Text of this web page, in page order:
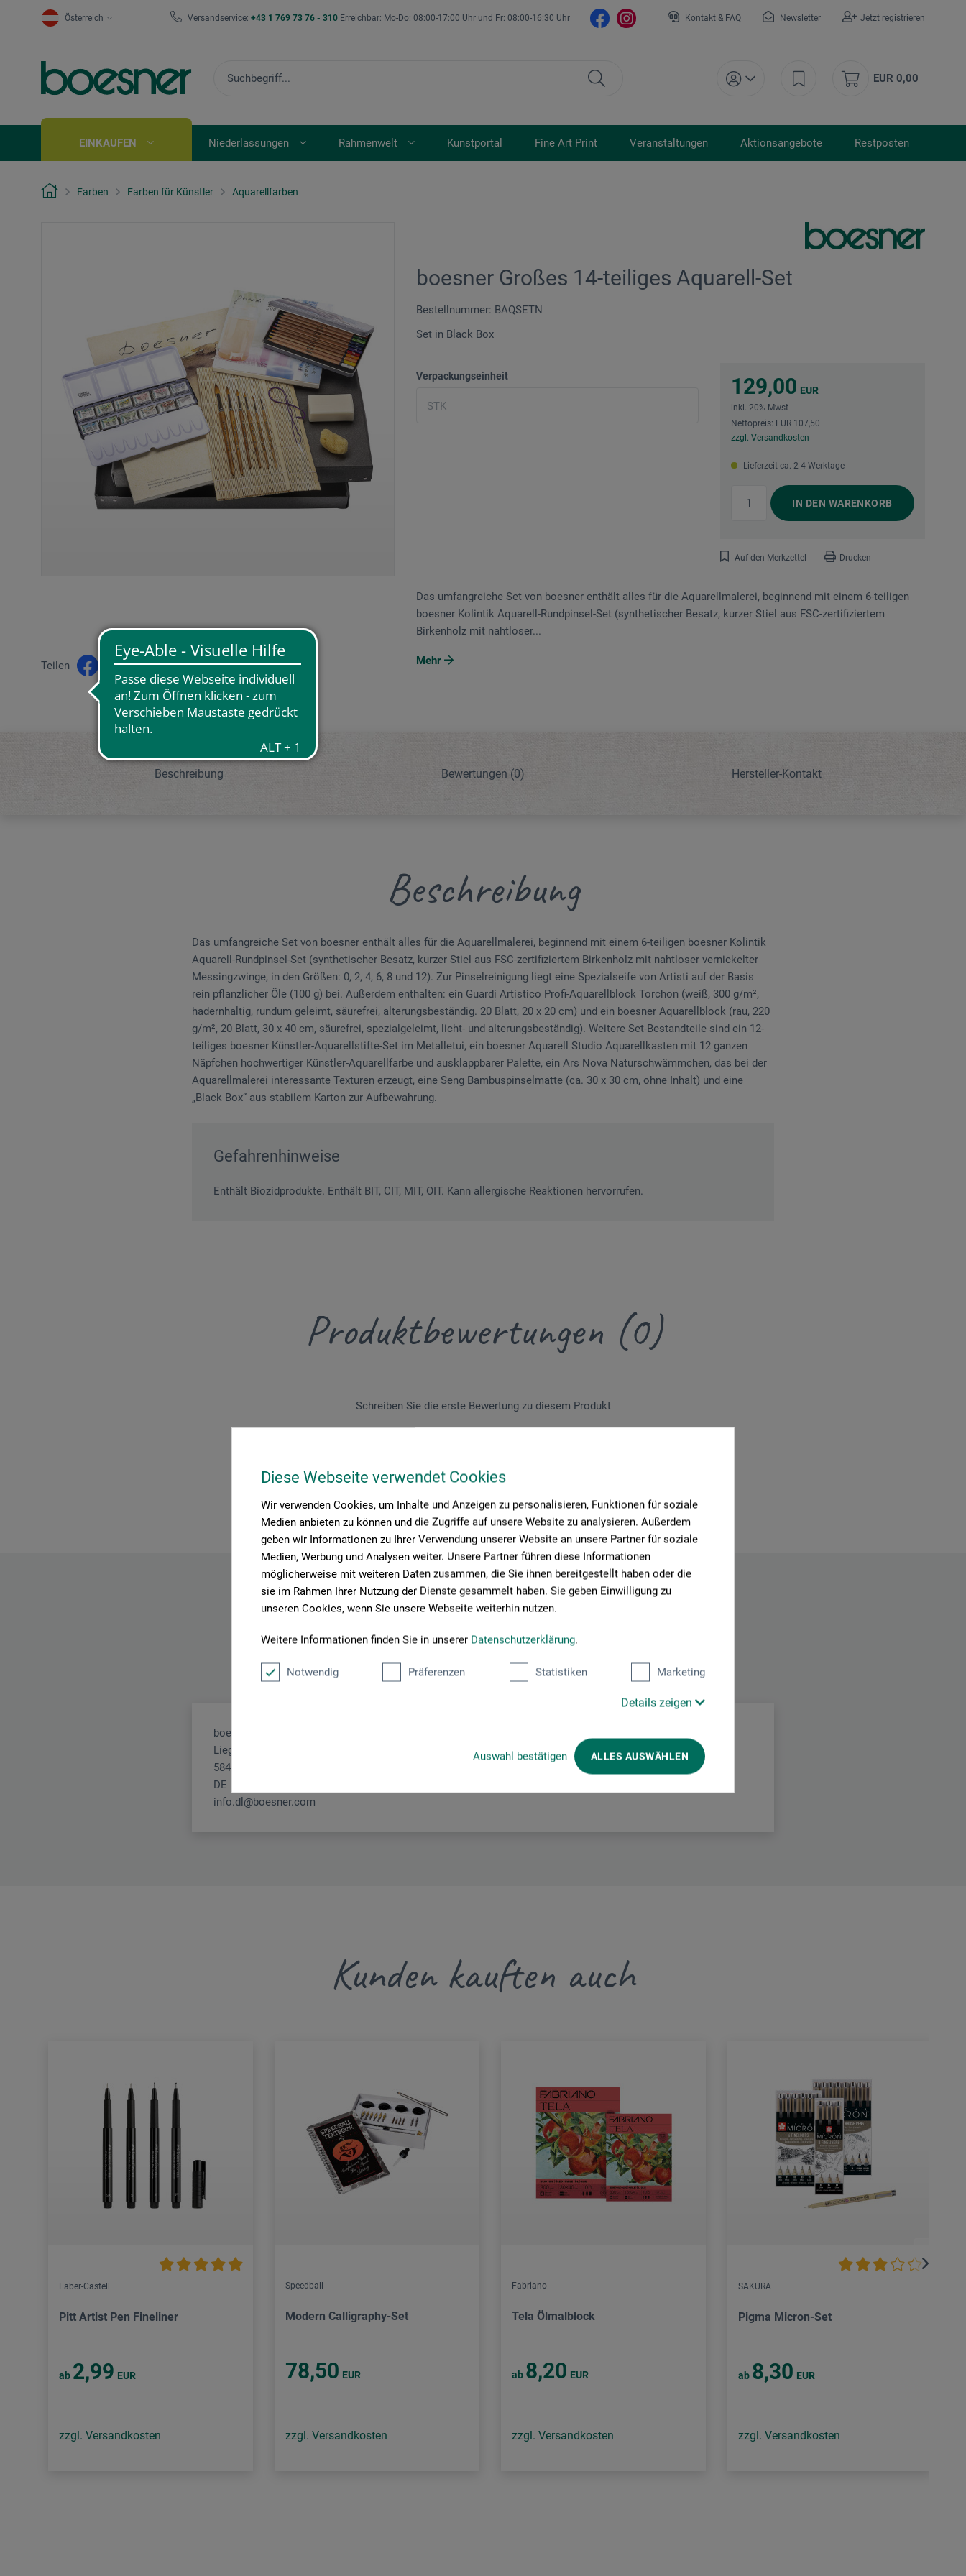
Diese Webseite verwendet Cookies
Wir verwenden Cookies, um Inhalte und Anzeigen zu personalisieren, Funktionen für soziale
Medien anbieten zu können und die Zugriffe auf unsere Website zu analysieren. Außerdem
geben wir Informationen zu Ihrer Verwendung unserer Website an unsere Partner für soziale
Medien, Werbung und Analysen weiter. Unsere Partner führen diese Informationen
möglicherweise mit weiteren Daten zusammen, die Sie ihnen bereitgestellt haben oder die
sie im Rahmen Ihrer Nutzung der Dienste gesammelt haben. Sie geben Einwilligung zu
unseren Cookies, wenn Sie unsere Webseite weiterhin nutzen.
Weitere Informationen finden Sie in unserer Datenschutzerklärung.
Notwendig Präferenzen Statistiken Marketing
Details zeigen
Auswahl bestätigen ALLES AUSWÄHLEN
Österreich Versandservice: +43 1 769 73 76 - 310 Erreichbar: Mo-Do: 08:00-17:00 Uhr und Fr: 08:00-16:30 Uhr Kontakt & FAQ Newsletter Jetzt registrieren
EUR 0,00
EINKAUFEN Niederlassungen Rahmenwelt Kunstportal Fine Art Print Veranstaltungen Aktionsangebote Restposten
Farben Farben für Künstler Aquarellfarben
boesner Großes 14-teiliges Aquarell-Set
Bestellnummer: BAQSETN
Set in Black Box
Verpackungseinheit 129,00 EUR
inkl. 20% Mwst
Nettopreis: EUR 107,50
zzgl. Versandkosten
Lieferzeit ca. 2-4 Werktage
IN DEN WARENKORB
Auf den Merkzettel Drucken
Teilen
Das umfangreiche Set von boesner enthält alles für die Aquarellmalerei, beginnend mit einem 6-teiligen
boesner Kolintik Aquarell-Rundpinsel-Set (synthetischer Besatz, kurzer Stiel aus FSC-zertifiziertem
Birkenholz mit nahtloser...
Mehr
Beschreibung Bewertungen (0) Hersteller-Kontakt
Beschreibung
Das umfangreiche Set von boesner enthält alles für die Aquarellmalerei, beginnend mit einem 6-teiligen boesner Kolintik
Aquarell-Rundpinsel-Set (synthetischer Besatz, kurzer Stiel aus FSC-zertifiziertem Birkenholz mit nahtloser vernickelter
Messingzwinge, in den Größen: 0, 2, 4, 6, 8 und 12). Zur Pinselreinigung liegt eine Spezialseife von Artisti auf der Basis
rein pflanzlicher Öle (100 g) bei. Außerdem enthalten: ein Guardi Artistico Profi-Aquarellblock Torchon (weiß, 300 g/m²,
hadernhaltig, rundum geleimt, säurefrei, alterungsbeständig. 20 Blatt, 20 x 20 cm) und ein boesner Aquarellblock (rau, 220
g/m², 20 Blatt, 30 x 40 cm, säurefrei, spezialgeleimt, licht- und alterungsbeständig). Weitere Set-Bestandteile sind ein 12-
teiliges boesner Künstler-Aquarellstifte-Set im Metalletui, ein boesner Aquarell Studio Aquarellkasten mit 12 ganzen
Näpfchen hochwertiger Künstler-Aquarellfarbe und ausklappbarer Palette, ein Ars Nova Naturschwämmchen, das bei der
Aquarellmalerei interessante Texturen erzeugt, eine Seng Bambuspinselmatte (ca. 30 x 30 cm, ohne Inhalt) und eine
„Black Box“ aus stabilem Karton zur Aufbewahrung.
Gefahrenhinweise
Enthält Biozidprodukte. Enthält BIT, CIT, MIT, OIT. Kann allergische Reaktionen hervorrufen.
Produktbewertungen (0)
Schreiben Sie die erste Bewertung zu diesem Produkt
Hersteller-Kontakt
Hier finden Sie die Kontaktdaten des Herstellers zu diesem Produkt.
boesner GmbH distribution + logistics
Liegnitzer Str. 17
58454 Witten
DE
info.dl@boesner.com
Kunden kauften auch
Faber-Castell
Pitt Artist Pen Fineliner
ab 2,99 EUR
zzgl. Versandkosten
Speedball
Modern Calligraphy-Set
78,50 EUR
zzgl. Versandkosten
Fabriano
Tela Ölmalblock
ab 8,20 EUR
zzgl. Versandkosten
SAKURA
Pigma Micron-Set
ab 8,30 EUR
zzgl. Versandkosten